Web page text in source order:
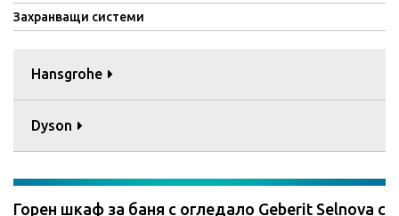
Захранващи системи
Hansgrohe
Dyson
Горен шкаф за баня с огледало Geberit Selnova с